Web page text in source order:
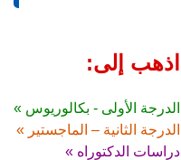
اذهب إلى:
الدرجة الأولى - بكالوريوس »
الدرجة الثانية – الماجستير »
دراسات الدكتوراه »